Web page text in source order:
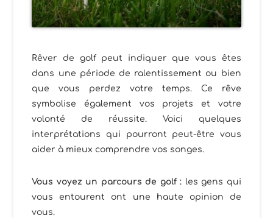
Rêver de golf peut indiquer que vous êtes
dans une période de ralentissement ou bien
que vous perdez votre temps. Ce rêve
symbolise également vos projets et votre
volonté de réussite. Voici quelques
interprétations qui pourront peut-être vous
aider à mieux comprendre vos songes.
Vous voyez un parcours de golf : les gens qui
vous entourent ont une haute opinion de
vous.